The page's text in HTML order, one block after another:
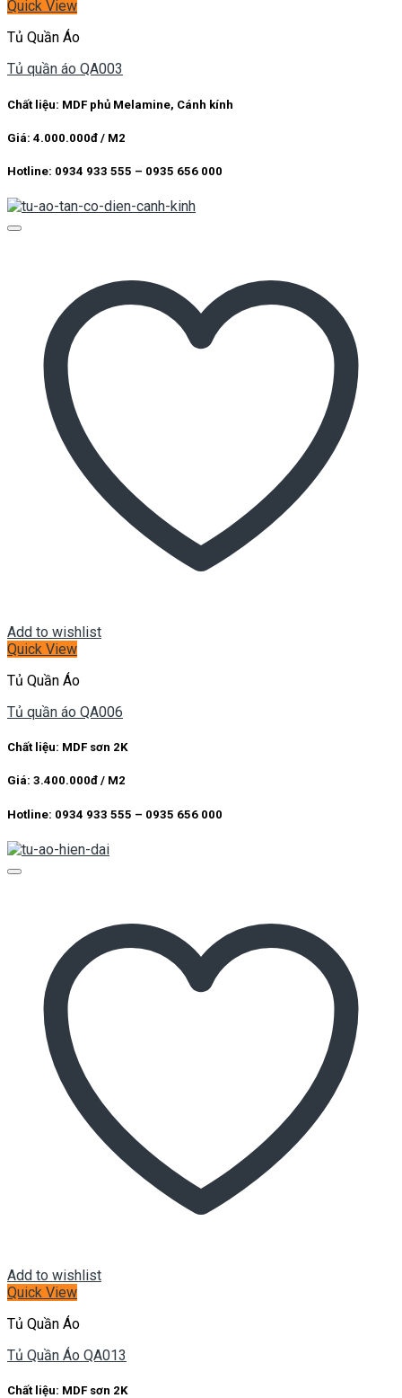
Quick View
Tủ Quần Áo
Tủ quần áo QA003
Chất liệu: MDF phủ Melamine, Cánh kính
Giá: 4.000.000đ / M2
Hotline: 0934 933 555 – 0935 656 000
Add to wishlist
Quick View
Tủ Quần Áo
Tủ quần áo QA006
Chất liệu: MDF sơn 2K
Giá: 3.400.000đ / M2
Hotline: 0934 933 555 – 0935 656 000
Add to wishlist
Quick View
Tủ Quần Áo
Tủ Quần Áo QA013
Chất liệu: MDF sơn 2K